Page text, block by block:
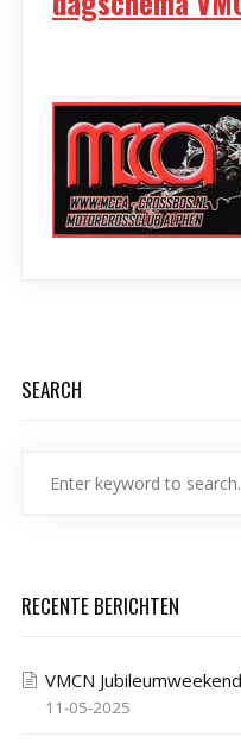
SEARCH
RECENTE BERICHTEN
VMCN
11-05-2025